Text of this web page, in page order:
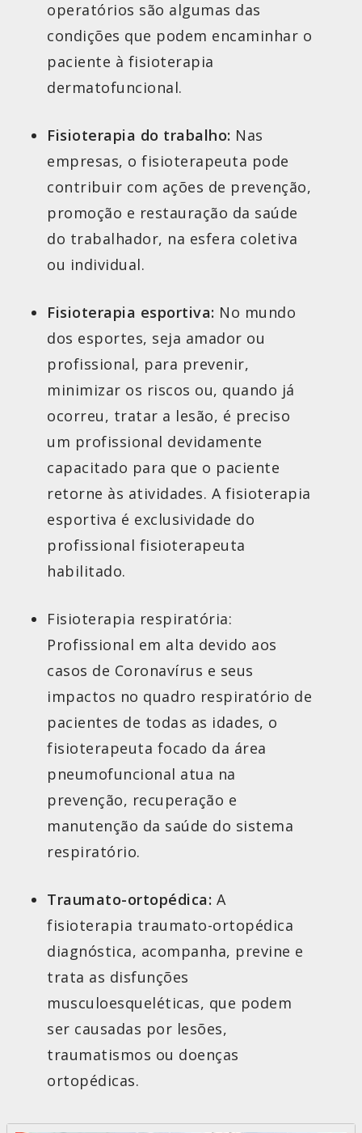
operatórios são algumas das
condições que podem encaminhar o
paciente à fisioterapia
dermatofuncional.
Fisioterapia do trabalho: Nas
empresas, o fisioterapeuta pode
contribuir com ações de prevenção,
promoção e restauração da saúde
do trabalhador, na esfera coletiva
ou individual.
Fisioterapia esportiva: No mundo
dos esportes, seja amador ou
profissional, para prevenir,
minimizar os riscos ou, quando já
ocorreu, tratar a lesão, é preciso
um profissional devidamente
capacitado para que o paciente
retorne às atividades. A fisioterapia
esportiva é exclusividade do
profissional fisioterapeuta
habilitado.
Fisioterapia respiratória:
Profissional em alta devido aos
casos de Coronavírus e seus
impactos no quadro respiratório de
pacientes de todas as idades, o
fisioterapeuta focado da área
pneumofuncional atua na
prevenção, recuperação e
manutenção da saúde do sistema
respiratório.
Traumato-ortopédica: A
fisioterapia traumato-ortopédica
diagnóstica, acompanha, previne e
trata as disfunções
musculoesqueléticas, que podem
ser causadas por lesões,
traumatismos ou doenças
ortopédicas.